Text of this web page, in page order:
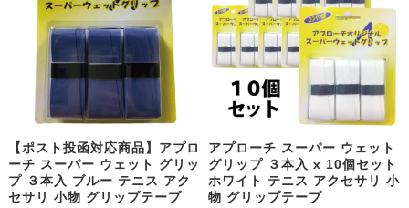
【ポスト投函対応商品】アプロ
ーチ スーパー ウェット グリッ
プ ３本入 ブルー テニス アク
セサリ 小物 グリップテープ
アプローチ スーパー ウェット
グリップ ３本入 x 10個セット
ホワイト テニス アクセサリ 小
物 グリップテープ